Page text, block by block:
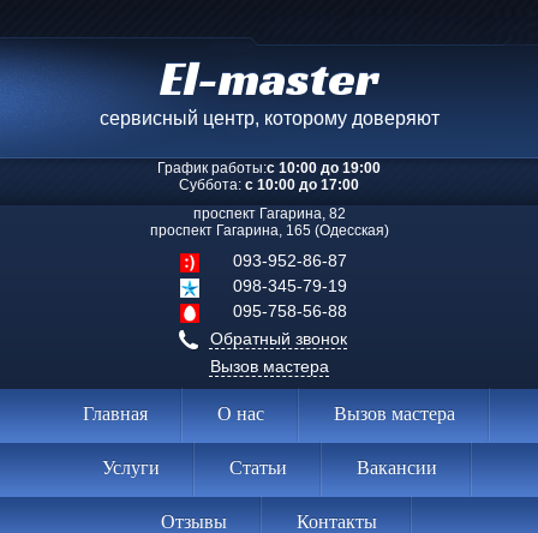
El-master
сервисный центр, которому доверяют
График работы:с 10:00 до 19:00
Суббота: с 10:00 до 17:00
проспект Гагарина, 82
проспект Гагарина, 165 (Одесская)
093-952-86-87
098-345-79-19
095-758-56-88
Обратный звонок
Вызов мастера
Главная О нас Вызов мастера
Услуги Статьи Вакансии
Отзывы Контакты